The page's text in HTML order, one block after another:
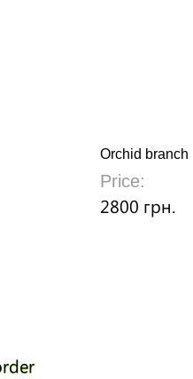
Orchid branch
Price:
2800 грн.